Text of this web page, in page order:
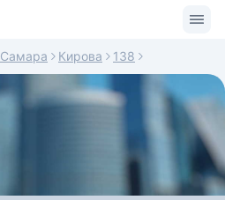
Самара Кирова 138